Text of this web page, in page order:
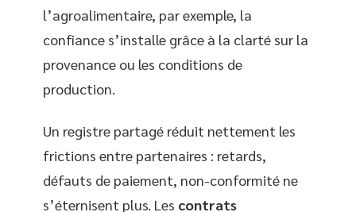
l’agroalimentaire, par exemple, la
confiance s’installe grâce à la clarté sur la
provenance ou les conditions de
production.
Un registre partagé réduit nettement les
frictions entre partenaires : retards,
défauts de paiement, non-conformité ne
s’éternisent plus. Les contrats